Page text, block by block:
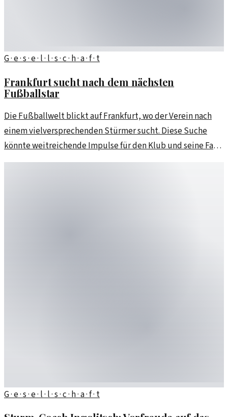
G · e · s · e · l · l · s · c · h · a · f · t
Frankfurt sucht nach dem nächsten
Fußballstar
Die Fußballwelt blickt auf Frankfurt, wo der Verein nach
einem vielversprechenden Stürmer sucht. Diese Suche
könnte weitreichende Impulse für den Klub und seine Fans
bedeuten.
G · e · s · e · l · l · s · c · h · a · f · t